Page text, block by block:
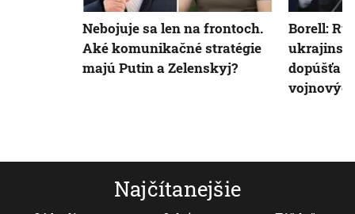
Najčítanejšie
Nebojuje sa len na frontoch.
Aké komunikačné stratégie
majú Putin a Zelenskyj?
Borell:
dopúšťa